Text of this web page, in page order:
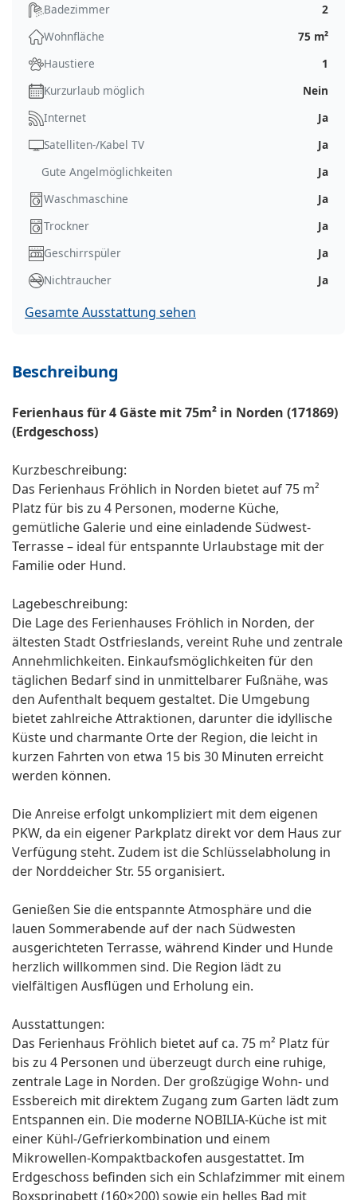
Badezimmer
2
Wohnfläche
75 m²
Haustiere
1
Kurzurlaub möglich
Nein
Internet
Ja
Satelliten-/Kabel TV
Ja
Gute Angelmöglichkeiten
Ja
Waschmaschine
Ja
Trockner
Ja
Geschirrspüler
Ja
Nichtraucher
Ja
Gesamte Ausstattung sehen
Beschreibung
Ferienhaus für 4 Gäste mit 75m² in Norden (171869)
(Erdgeschoss)
Kurzbeschreibung:
Das Ferienhaus Fröhlich in Norden bietet auf 75 m²
Platz für bis zu 4 Personen, moderne Küche,
gemütliche Galerie und eine einladende Südwest-
Terrasse – ideal für entspannte Urlaubstage mit der
Familie oder Hund.
Lagebeschreibung:
Die Lage des Ferienhauses Fröhlich in Norden, der
ältesten Stadt Ostfrieslands, vereint Ruhe und zentrale
Annehmlichkeiten. Einkaufsmöglichkeiten für den
täglichen Bedarf sind in unmittelbarer Fußnähe, was
den Aufenthalt bequem gestaltet. Die Umgebung
bietet zahlreiche Attraktionen, darunter die idyllische
Küste und charmante Orte der Region, die leicht in
kurzen Fahrten von etwa 15 bis 30 Minuten erreicht
werden können.
Die Anreise erfolgt unkompliziert mit dem eigenen
PKW, da ein eigener Parkplatz direkt vor dem Haus zur
Verfügung steht. Zudem ist die Schlüsselabholung in
der Norddeicher Str. 55 organisiert.
Genießen Sie die entspannte Atmosphäre und die
lauen Sommerabende auf der nach Südwesten
ausgerichteten Terrasse, während Kinder und Hunde
herzlich willkommen sind. Die Region lädt zu
vielfältigen Ausflügen und Erholung ein.
Ausstattungen:
Das Ferienhaus Fröhlich bietet auf ca. 75 m² Platz für
bis zu 4 Personen und überzeugt durch eine ruhige,
zentrale Lage in Norden. Der großzügige Wohn- und
Essbereich mit direktem Zugang zum Garten lädt zum
Entspannen ein. Die moderne NOBILIA-Küche ist mit
einer Kühl-/Gefrierkombination und einem
Mikrowellen-Kompaktbackofen ausgestattet. Im
Erdgeschoss befinden sich ein Schlafzimmer mit einem
Boxspringbett (160×200) sowie ein helles Bad mit